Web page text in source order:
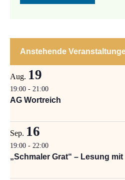
Anstehende
Aug. 19
19:00 - 21:00
AG Wortreich
Sep. 16
19:00 - 22:00
„Schmaler Grat“ – Lesung